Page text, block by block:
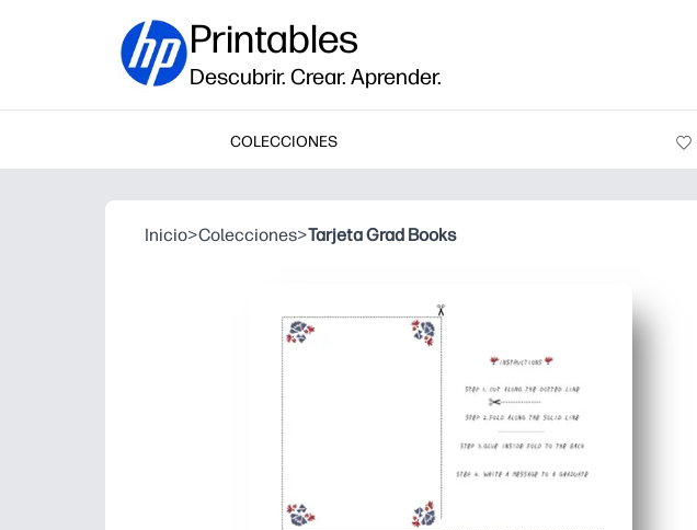
Printables
Descubrir. Crear. Aprender.
COLECCIONES
Inicio>Colecciones>Tarjeta Grad Books